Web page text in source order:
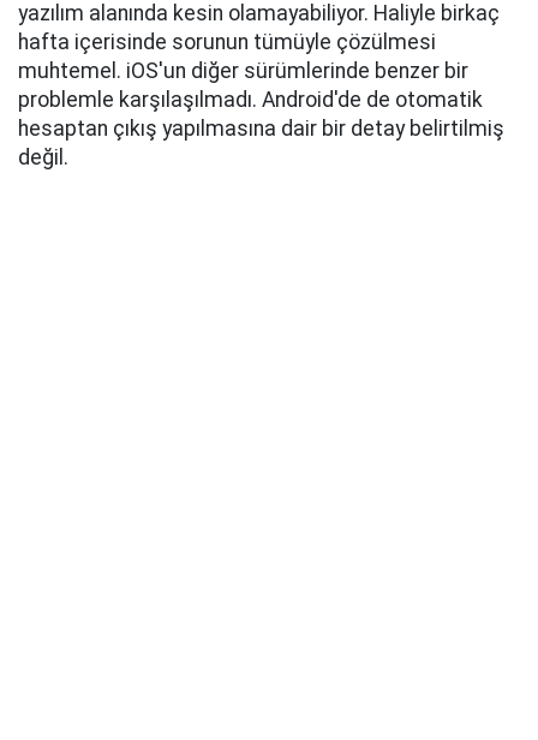
yazılım alanında kesin olamayabiliyor. Haliyle birkaç
hafta içerisinde sorunun tümüyle çözülmesi
muhtemel. iOS'un diğer sürümlerinde benzer bir
problemle karşılaşılmadı. Android'de de otomatik
hesaptan çıkış yapılmasına dair bir detay belirtilmiş
değil.